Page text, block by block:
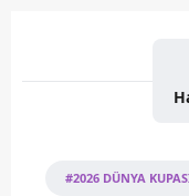
#2026 DÜNYA